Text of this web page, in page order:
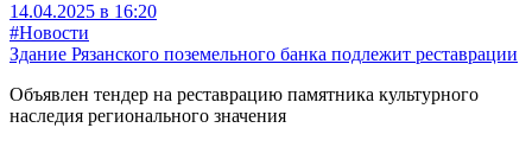
14.04.2025 в 16:20
#Новости
Здание Рязанского поземельного банка подлежит реставрации
Объявлен тендер на реставрацию памятника культурного
наследия регионального значения